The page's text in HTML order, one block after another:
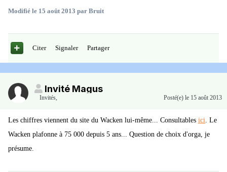
Modifié le 15 août 2013 par Bruit
Citer Signaler Partager
Invité Magus
Invités, Posté(e) le 15 août 2013
Les chiffres viennent du site du Wacken lui-même... Consultables ici . Le
Wacken plafonne à 75 000 depuis 5 ans... Question de choix d'orga, je
présume.